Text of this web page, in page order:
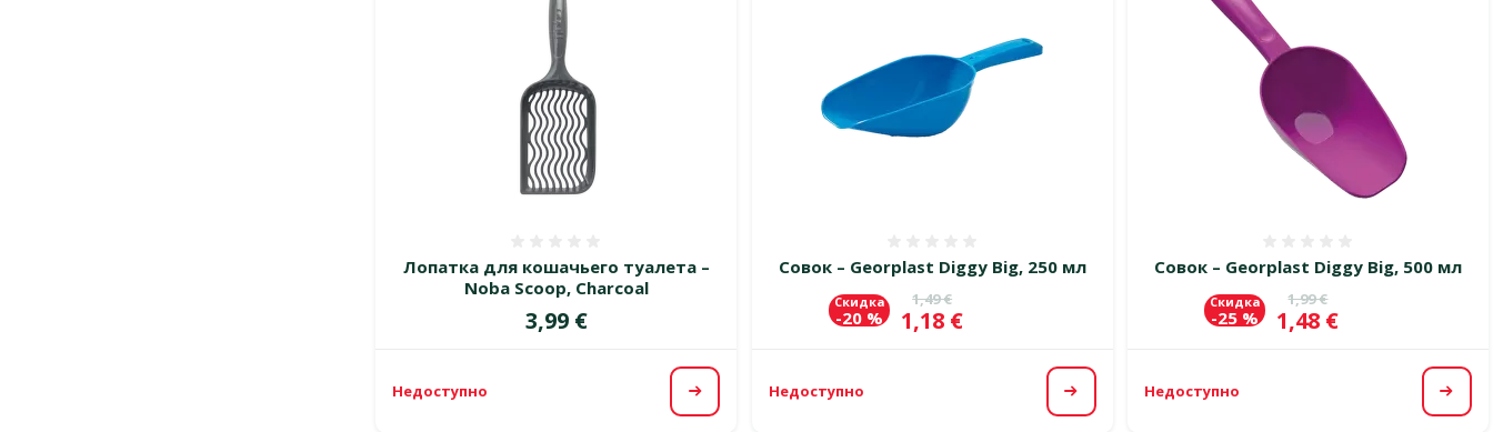
Лопатка для кошачьего туалета –
Noba Scoop, Charcoal
Цена
3,99 €
Недоступно Посмотреть
Совок – Georplast Diggy Big, 250 мл
Исходная цена
1,49 €
Цена
1,18 €
Скидка
-20 %
Недоступно Посмотреть
Совок – Georplast Diggy Big, 500 мл
Исходная цена
1,99 €
Цена
1,48 €
Скидка
-25 %
Недоступно